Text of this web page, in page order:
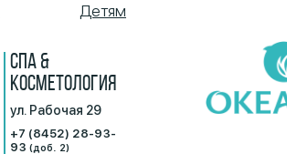
Детям
СПА &
КОСМЕТОЛОГИЯ
ул. Рабочая 29
+7 (8452) 28-93-
93(доб. 2)